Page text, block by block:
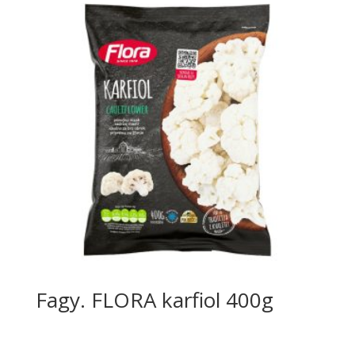
Fagy. FLORA karfiol 400g